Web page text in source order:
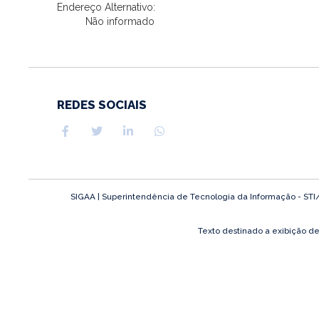
Endereço Alternativo:
Não informado
REDES SOCIAIS
SIGAA | Superintendência de Tecnologia da Informação -
Texto destinado a exibição